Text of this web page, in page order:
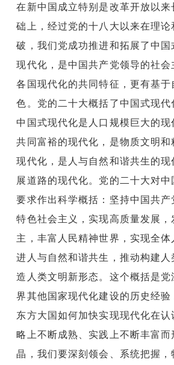
在新中国成立特别是改革开放以来
础上，经过党的十八大以来在理论
破，我们党成功推进和拓展了中
现代化，是中国共产党领导的社
各国现代化的共同特征，更有基
色。党的二十大概括了中国式现代
中国式现代化是人口规模巨大的现
共同富裕的现代化，是物质文明和
现代化，是人与自然和谐共生的
展道路的现代化。党的二十大对
要求作出科学概括：坚持中国共产
特色社会主义，实现高质量发展，
主，丰富人民精神世界，实现全体
进人与自然和谐共生，推动构建人
造人类文明新形态。这个概括是
界其他国家现代化建设的历史经验
东方大国如何加快实现现代化在
略上不断成熟、实践上不断丰富
晶，我们要深刻领会、系统把握，